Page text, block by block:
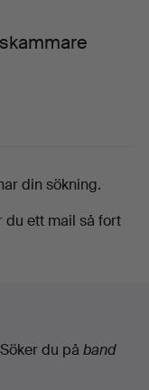
din sökning.
du ett mail så fort
du på band